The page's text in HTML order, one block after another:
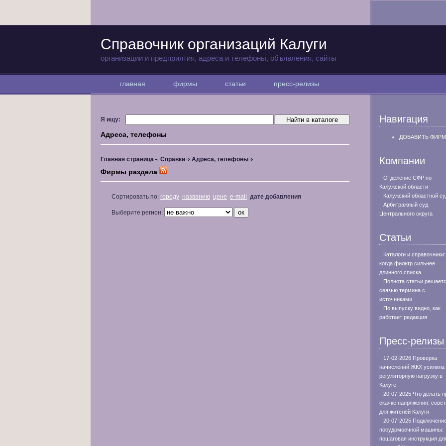
Справочник организаций Калуги
организации и предприятия, адреса и телефоны, объявления, сайты
главная фирмы статьи пресс-релизы
Я ищу:
Адреса, телефоны
Главная страница Справки Адреса, телефоны
Фирмы раздела
Сортировать по: городу названию цене e-mail дате добавления
Выберите регион:
Навигация
ДОБАВИТЬ
Компании
Отделение СФР по
Калужской области
Калужский областной
Арбитражный суд
Центрального округа
Статьи
Каталоги и справочники:
когда фильтр сильнее
длинного списка
Полнота статьи
связью термина с
источниками
По выпуску видно, как
работает редакция
Пресс-релизы
17-02-2026 Проверка
начислений ЖКХ усилила
регуляторную нагрузку в
Калуге
20-07-2025 Что делать
скачке напряжения:
для жителей Калуги
20-07-2025
посудомоечной машины:
пошаговая инструкция